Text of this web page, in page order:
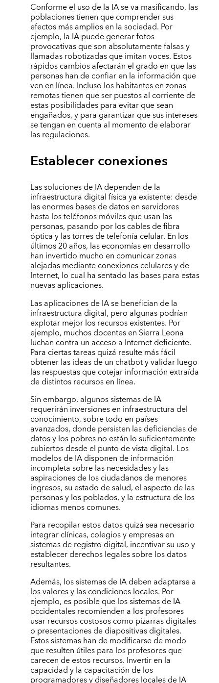
Conforme el uso de la IA se va masificando, las
poblaciones tienen que comprender sus
efectos más amplios en la sociedad. Por
ejemplo, la IA puede generar fotos
provocativas que son absolutamente falsas y
llamadas robotizadas que imitan voces. Estos
rápidos cambios afectarán el grado en que las
personas han de confiar en la información que
ven en línea. Incluso los habitantes en zonas
remotas tienen que ser puestos al corriente de
estas posibilidades para evitar que sean
engañados, y para garantizar que sus intereses
se tengan en cuenta al momento de elaborar
las regulaciones.
Establecer conexiones
Las soluciones de IA dependen de la
infraestructura digital física ya existente: desde
las enormes bases de datos en servidores
hasta los teléfonos móviles que usan las
personas, pasando por los cables de fibra
óptica y las torres de telefonía celular. En los
últimos 20 años, las economías en desarrollo
han invertido mucho en comunicar zonas
alejadas mediante conexiones celulares y de
Internet, lo cual ha sentado las bases para estas
nuevas aplicaciones.
Las aplicaciones de IA se benefician de la
infraestructura digital, pero algunas podrían
explotar mejor los recursos existentes. Por
ejemplo, muchos docentes en Sierra Leona
luchan contra un acceso a Internet deficiente.
Para ciertas tareas quizá resulte más fácil
obtener las ideas de un chatbot y validar luego
las respuestas que cotejar información extraída
de distintos recursos en línea.
Sin embargo, algunos sistemas de IA
requerirán inversiones en infraestructura del
conocimiento, sobre todo en países
avanzados, donde persisten las deficiencias de
datos y los pobres no están lo suficientemente
cubiertos desde el punto de vista digital. Los
modelos de IA disponen de información
incompleta sobre las necesidades y las
aspiraciones de los ciudadanos de menores
ingresos, su estado de salud, el aspecto de las
personas y los poblados, y la estructura de los
idiomas menos comunes.
Para recopilar estos datos quizá sea necesario
integrar clínicas, colegios y empresas en
sistemas de registro digital, incentivar su uso y
establecer derechos legales sobre los datos
resultantes.
Además, los sistemas de IA deben adaptarse a
los valores y las condiciones locales. Por
ejemplo, es posible que los sistemas de IA
occidentales recomienden a los profesores
usar recursos costosos como pizarras digitales
o presentaciones de diapositivas digitales.
Estos sistemas han de modificarse de modo
que resulten útiles para los profesores que
carecen de estos recursos. Invertir en la
capacidad y la capacitación de los
programadores y diseñadores locales de IA